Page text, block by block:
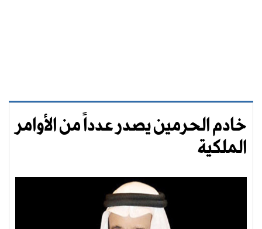
خادم الحرمين يصدر عدداً من الأوامر
الملكية